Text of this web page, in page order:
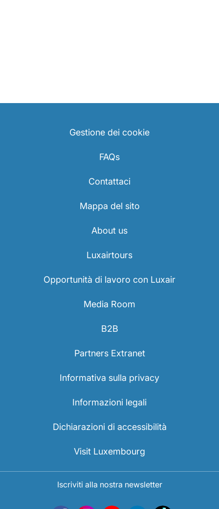
Gestione dei cookie
FAQs
Contattaci
Mappa del sito
About us
Luxairtours
Opportunità di lavoro con Luxair
Media Room
B2B
Partners Extranet
Informativa sulla privacy
Informazioni legali
Dichiarazioni di accessibilità
Visit Luxembourg
Iscriviti alla nostra newsletter